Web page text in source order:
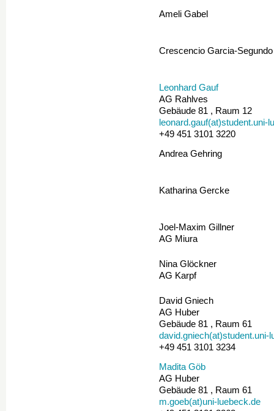
Ameli Gabel
Crescencio Garcia-Segundo
Leonhard Gauf
AG Rahlves
Gebäude 81 , Raum 12
leonard.gauf(at)student.uni-
+49 451 3101 3220
Andrea Gehring
Katharina Gercke
Joel-Maxim Gillner
AG Miura
Nina Glöckner
AG Karpf
David Gniech
AG Huber
Gebäude 81 , Raum 61
david.gniech(at)student.uni-
+49 451 3101 3234
Madita Göb
AG Huber
Gebäude 81 , Raum 61
m.goeb(at)uni-luebeck.de